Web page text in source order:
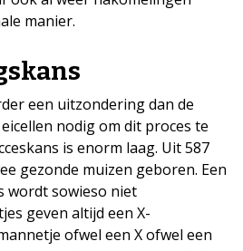
manier.
een uitzondering dan de
nodig om dit proces te
is enorm laag. Uit 587
gezonde muizen geboren. Een
wordt sowieso niet
geven altijd een X-
ofwel een X ofwel een